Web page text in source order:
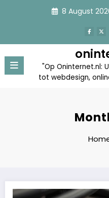
8 August
"Op Oninternet.nl:
tot webdesign,